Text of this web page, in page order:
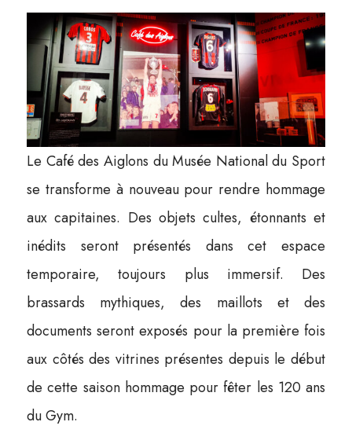
Le Café des Aiglons du Musée National du Sport
se transforme à nouveau pour rendre hommage
aux capitaines. Des objets cultes, étonnants et
inédits seront présentés dans cet espace
temporaire, toujours plus immersif. Des
brassards mythiques, des maillots et des
documents seront exposés pour la première fois
aux côtés des vitrines présentes depuis le début
de cette saison hommage pour fêter les 120 ans
du Gym.